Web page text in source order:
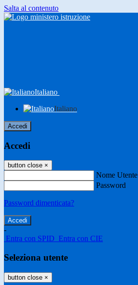
Salta al contenuto
Italiano
Italiano
Accedi
Accedi
button close ×
Nome Utente
Password
Password dimenticata?
-
Entra con SPID Entra con CIE
Seleziona utente
button close ×